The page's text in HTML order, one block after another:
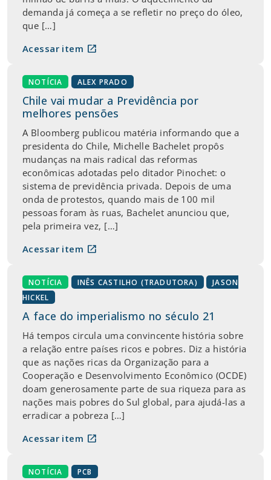
demanda já começa a se refletir no preço do óleo,
que […]
Acessar item open_in_new
NOTÍCIA ALEX PRADO
Chile vai mudar a Previdência por
melhores pensões
A Bloomberg publicou matéria informando que a
presidenta do Chile, Michelle Bachelet propôs
mudanças na mais radical das reformas
econômicas adotadas pelo ditador Pinochet: o
sistema de previdência privada. Depois de uma
onda de protestos, quando mais de 100 mil
pessoas foram às ruas, Bachelet anunciou que,
pela primeira vez, […]
Acessar item open_in_new
NOTÍCIA INÊS CASTILHO (TRADUTORA)
JASON
HICKEL
A face do imperialismo no século 21
Há tempos circula uma convincente história sobre
a relação entre países ricos e pobres. Diz a história
que as nações ricas da Organização para a
Cooperação e Desenvolvimento Econômico (OCDE)
doam generosamente parte de sua riqueza para as
nações mais pobres do Sul global, para ajudá-las a
erradicar a pobreza […]
Acessar item open_in_new
NOTÍCIA PCB